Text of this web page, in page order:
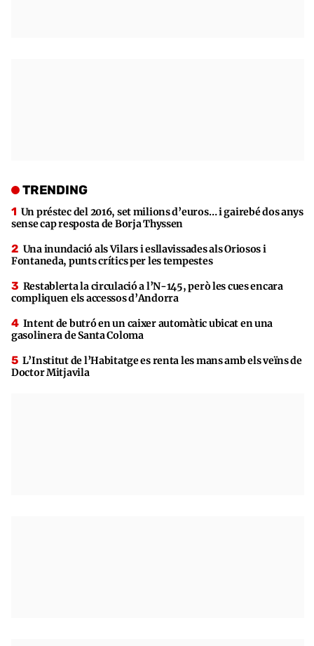
TRENDING
Un préstec del 2016, set milions d’euros… i gairebé dos anys
sense cap resposta de Borja Thyssen
Una inundació als Vilars i esllavissades als Oriosos i
Fontaneda, punts crítics per les tempestes
Restablerta la circulació a l’N-145, però les cues encara
compliquen els accessos d’Andorra
Intent de butró en un caixer automàtic ubicat en una
gasolinera de Santa Coloma
L’Institut de l’Habitatge es renta les mans amb els veïns de
Doctor Mitjavila